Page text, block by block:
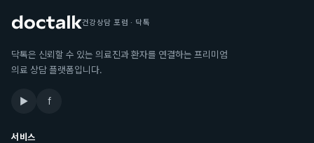
건강상담 포럼 · 닥톡
닥톡은 신뢰할 수 있는 의료진과 환자를 연결하는 프리미엄
의료 상담 플랫폼입니다.
▶ f
서비스